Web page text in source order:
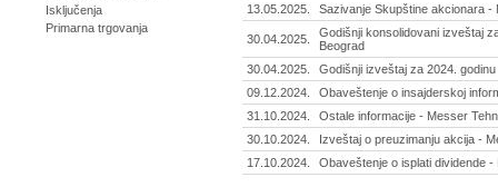
Isključenja
Primarna trgovanja
13.05.2025.
Sazivanje Skupštine akcionara -
30.04.2025.
Godišnji konsolidovani izveštaj
Beograd
30.04.2025.
Godišnji izveštaj za 2024.
09.12.2024.
Obaveštenje o insajderskoj
31.10.2024.
Ostale informacije - Messer
30.10.2024.
Izveštaj o preuzimanju akcija -
17.10.2024.
Obaveštenje o isplati dividende